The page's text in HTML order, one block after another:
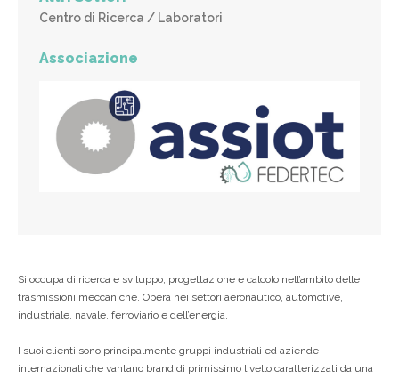
Centro di Ricerca / Laboratori
Associazione
Si occupa di ricerca e sviluppo, progettazione e calcolo nell’ambito delle
trasmissioni meccaniche. Opera nei settori aeronautico, automotive,
industriale, navale, ferroviario e dell’energia.
I suoi clienti sono principalmente gruppi industriali ed aziende
internazionali che vantano brand di primissimo livello caratterizzati da una